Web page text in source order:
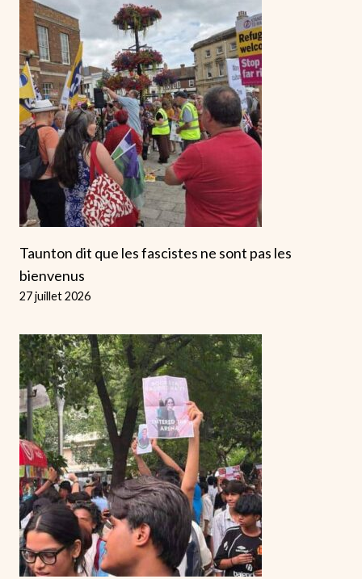
Taunton dit que les fascistes ne sont pas les
bienvenus
27 juillet 2026